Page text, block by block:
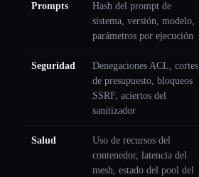
Prompts
Hash del prompt de
sistema, versión, modelo,
parámetros por ejecución
Seguridad
Denegaciones ACL, cortes
de presupuesto, bloqueos
SSRF, aciertos del
sanitizador
Salud
Uso de recursos del
contenedor, latencia del
mesh, estado del pool del